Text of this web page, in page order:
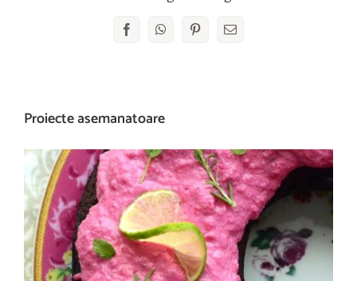
FacebookWhatsAppPinterest
E-
Proiecte asemanatoare